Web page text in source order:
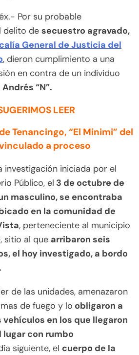
Por su probable
delito de secuestro agravado,
General de Justicia del
, dieron cumplimiento a una
en contra de un individuo
Andrés “N”.
LEER
Tenancingo, “El Minimi” del
a proceso
investigación iniciada por el
Público, el 3 de octubre de
masculino, se encontraba
en la comunidad de
, perteneciente al municipio
sitio al que arribaron seis
el hoy investigado, a bordo
de las unidades, amenazaron
de fuego y lo obligaron a
vehículos en los que llegaron
con rumbo
siguiente, el cuerpo de la